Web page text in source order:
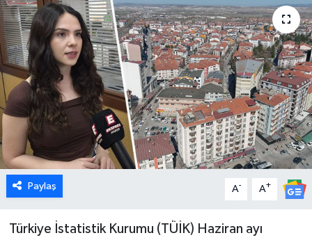
Paylaş A- A+
Türkiye İstatistik Kurumu (TÜİK) Haziran ayı
Emet
Foto Galeri
Gediz
Genel
Gündem